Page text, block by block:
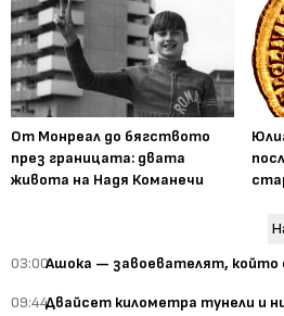
От Монреал до бягството
през границата: двата
живота на Надя Команечи
03:00Ашока — завоевателят, който
09:44Двайсет километра тунели и